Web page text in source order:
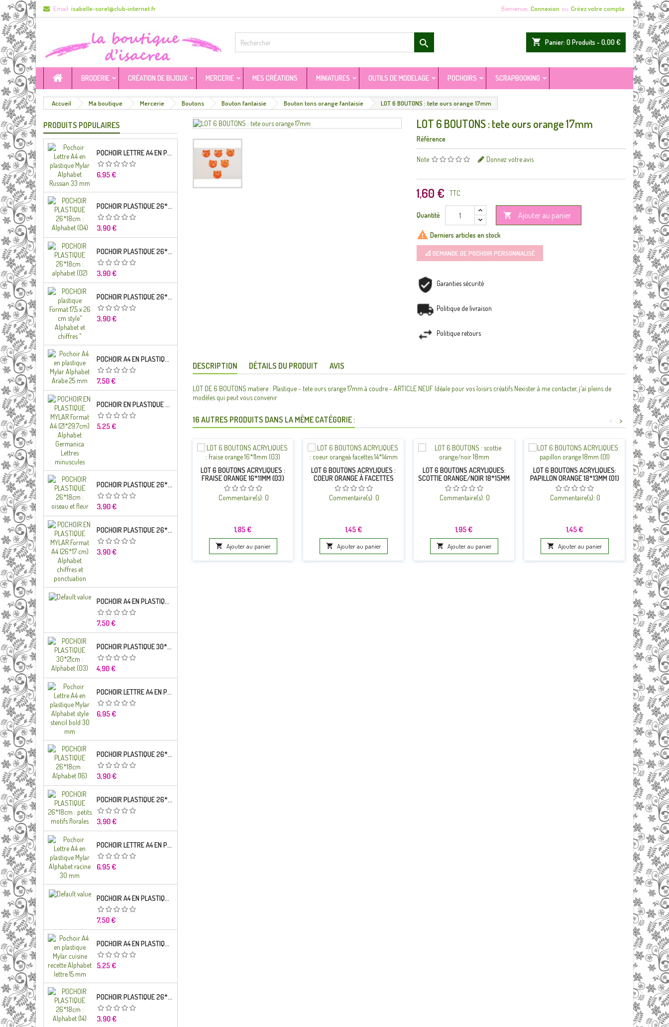
Email: isabelle-sorel@club-internet.fr Bienvenue, Connexion ou Créez votre compte
shopping_cart Panier: 0Produits - 0,00 €

BRODERIE CRÉATION DE BIJOUX MERCERIE MES CRÉATIONS MINIATURES OUTILS DE MODELAGE POCHOIRS SCRAPBOOKING
Accueil Ma boutique Mercerie Boutons Bouton fantaisie Bouton tons orange fantaisie LOT 6 BOUTONS : tete ours orange 17mm
PRODUITS POPULAIRES
POCHOIR LETTRE A4 EN PLASTIQUE MYLAR ALPHABET RUSSIAN 33 MM
Prix
6,95 €
POCHOIR PLASTIQUE 26*18CM : ALPHABET (04)
Prix
3,90 €
POCHOIR PLASTIQUE 26*18CM : ALPHABET (02)
Prix
3,90 €
POCHOIR PLASTIQUE 26*18CM : ALPHABET (01)
Prix
3,90 €
POCHOIR A4 EN PLASTIQUE MYLAR ALPHABET ARABE 25 MM
Prix
7,50 €
POCHOIR EN PLASTIQUE MYLAR FORMAT A4 (21*29.7CM) ALPHABET GERMANICA LETTRES MINUSCULES
Prix
5,25 €
POCHOIR PLASTIQUE 26*18CM : OISEAU ET FLEUR
Prix
3,90 €
POCHOIR PLASTIQUE 26*18CM : ALPHABET (03)
Prix
3,90 €
POCHOIR A4 EN PLASTIQUE MYLAR ALPHABET LETTRE TYPO CHARLEMAGNE 28 MM
Prix
7,50 €
POCHOIR PLASTIQUE 30*21CM : ALPHABET (03)
Prix
4,90 €
POCHOIR LETTRE A4 EN PLASTIQUE MYLAR ALPHABET STYLE STENCIL BOLD 30 MM
Prix
6,95 €
POCHOIR PLASTIQUE 26*18CM : ALPHABET (16)
Prix
3,90 €
POCHOIR PLASTIQUE 26*18CM : PETITS MOTIFS FLORALES
Prix
3,90 €
POCHOIR LETTRE A4 EN PLASTIQUE MYLAR ALPHABET RACINE 30 MM
Prix
6,95 €
POCHOIR A4 EN PLASTIQUE MYLAR ALPHABET LETTRE TYPO SEGOE 25 MM
Prix
7,50 €
POCHOIR A4 EN PLASTIQUE MYLAR CUISINE RECETTE ALPHABET LETTRE 15 MM
Prix
5,25 €
POCHOIR PLASTIQUE 26*18CM : ALPHABET (14)
Prix
3,90 €
LOT 6 BOUTONS : tete ours orange 17mm
Référence
Note Donnez votre avis
1,60 € TTC
Quantité  Ajouter au panier
 Derniers articles en stock
📐 DEMANDE DE POCHOIR PERSONNALISÉ
Garanties sécurité
Politique de livraison
Politique retours
DESCRIPTION DÉTAILS DU PRODUIT AVIS
LOT DE 6 BOUTONS matiere : Plastique - tete ours orange 17mm à coudre - ARTICLE NEUF Idéale pour vos loisirs créatifs Nexister à me contacter, j'ai pleins de
modèles qui peut vous convenir
16 AUTRES PRODUITS DANS LA MÊME CATÉGORIE : >
<
LOT 6 BOUTONS ACRYLIQUES :
FRAISE ORANGE 16*11MM (03)
Commentaire(s): 0
Prix
1,85 €
 Ajouter au panier
LOT 6 BOUTONS ACRYLIQUES :
COEUR ORANGE À FACETTES
14*14MM
Commentaire(s): 0
Prix
1,45 €
 Ajouter au panier
LOT 6 BOUTONS ACRYLIQUES:
SCOTTIE ORANGE/NOIR 18*15MM
Commentaire(s): 0
Prix
1,95 €
 Ajouter au panier
LOT 6 BOUTONS ACRYLIQUES:
PAPILLON ORANGE 18*13MM (01)
Commentaire(s): 0
Prix
1,45 €
 Ajouter au panier
LOT 6
ROND
